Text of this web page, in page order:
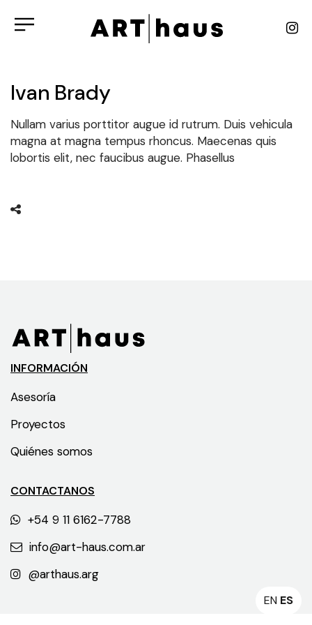
Ivan Brady
Nullam varius porttitor augue id rutrum. Duis vehicula
magna at magna tempus rhoncus. Maecenas quis
lobortis elit, nec faucibus augue. Phasellus
INFORMACIÓN
Asesoría
Proyectos
Quiénes somos
CONTACTANOS
+54 9 11 6162-7788
info@art-haus.com.ar
@arthaus.arg
EN ES